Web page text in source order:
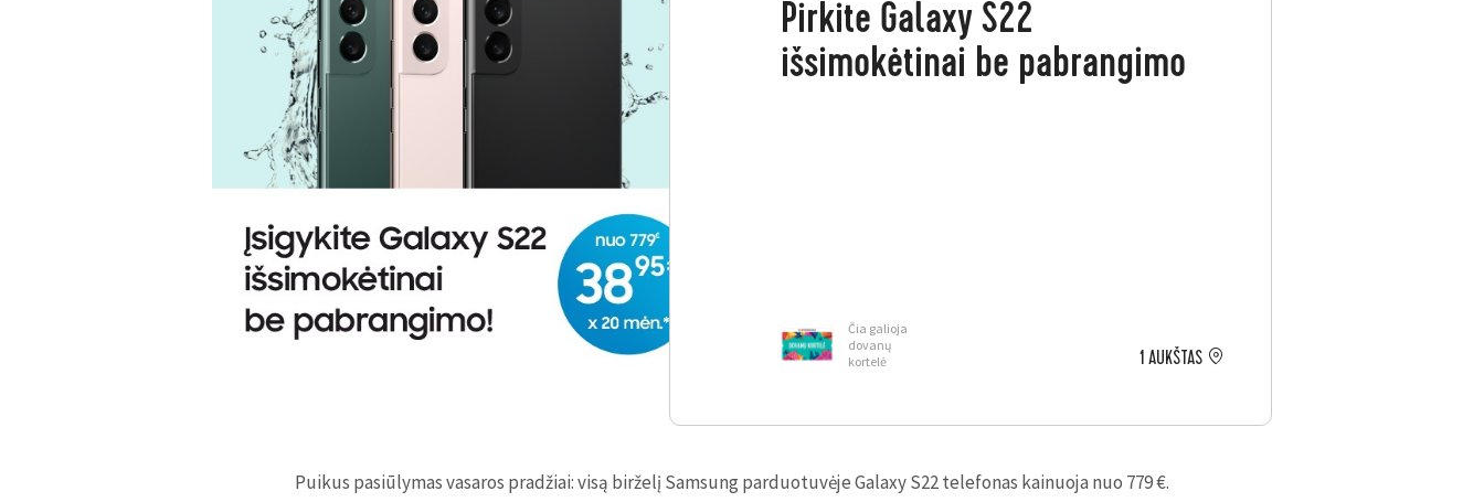
Pirkite Galaxy S22
išsimokėtinai be pabrangimo
Čia galioja
dovanų
kortelė
1 AUKŠTAS
Puikus pasiūlymas vasaros pradžiai: visą birželį Samsung parduotuvėje Galaxy S22 telefonas kainuoja nuo 779 €.